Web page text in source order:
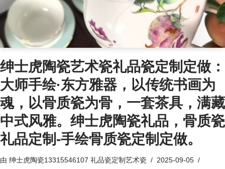
绅士虎陶瓷艺术瓷礼品瓷定制定做：
大师手绘·东方雅器，以传统书画为
魂，以骨质瓷为骨，一套茶具，满藏
中式风雅。绅士虎陶瓷礼品，骨质瓷
礼品定制-手绘骨质瓷定制定做。
由 绅士虎陶瓷13315546107 礼品瓷定制艺术瓷
2025-09-05